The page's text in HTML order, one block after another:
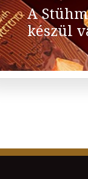
A
készül